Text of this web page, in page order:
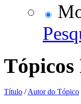
Tópicos
Título /Autor do Tópico